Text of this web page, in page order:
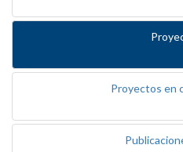
Proyectos en